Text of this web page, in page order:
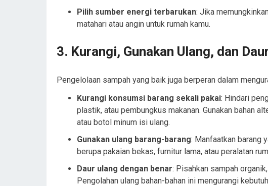
Pilih sumber energi terbarukan: Jika
matahari atau angin untuk rumah kamu.
3. Kurangi, Gunakan Ulang, dan
Pengelolaan sampah yang baik juga berperan dalam
Kurangi konsumsi barang sekali pakai: Hindari
plastik, atau pembungkus makanan. Gunakan bahan
atau botol minum isi ulang.
Gunakan ulang barang-barang: Manfaatkan barang
berupa pakaian bekas, furnitur lama, atau peralatan
Daur ulang dengan benar: Pisahkan sampah
Pengolahan ulang bahan-bahan ini mengurangi